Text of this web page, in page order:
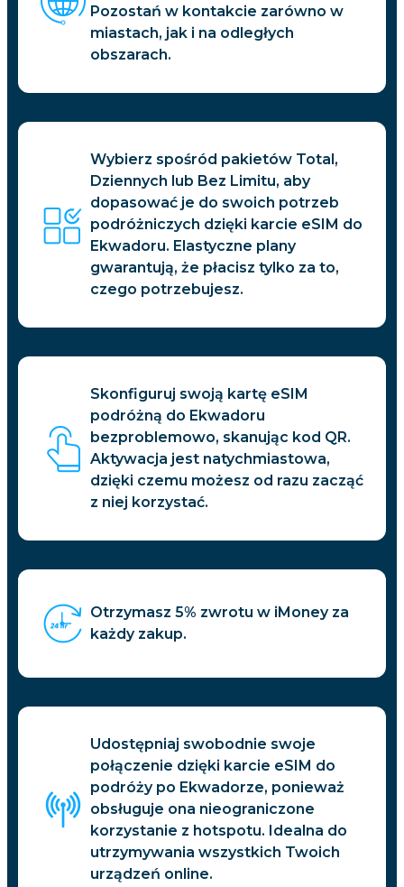
Pozostań w kontakcie zarówno w
miastach, jak i na odległych
obszarach.
Wybierz spośród pakietów Total,
Dziennych lub Bez Limitu, aby
dopasować je do swoich potrzeb
podróżniczych dzięki karcie eSIM do
Ekwadoru. Elastyczne plany
gwarantują, że płacisz tylko za to,
czego potrzebujesz.
Skonfiguruj swoją kartę eSIM
podróżną do Ekwadoru
bezproblemowo, skanując kod QR.
Aktywacja jest natychmiastowa,
dzięki czemu możesz od razu zacząć
z niej korzystać.
Otrzymasz 5% zwrotu w iMoney za
każdy zakup.
Udostępniaj swobodnie swoje
połączenie dzięki karcie eSIM do
podróży po Ekwadorze, ponieważ
obsługuje ona nieograniczone
korzystanie z hotspotu. Idealna do
utrzymywania wszystkich Twoich
urządzeń online.